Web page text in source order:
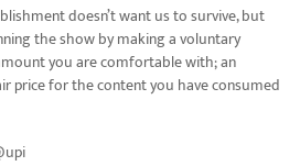
doesn’t want us to survive, but
the show by making a voluntary
you are comfortable with; an
price for the content you have consumed